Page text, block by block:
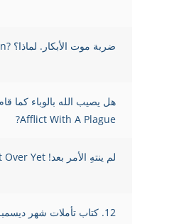
ضربة موت الأبكار. لماذا؟ ?Why The Plague of the Firstborn
Afflict With A Plague?
لم ينتهِ الأمر بعد! It’s Not Over Yet!
12. كتاب تأملات شهر ديسمبر 2024